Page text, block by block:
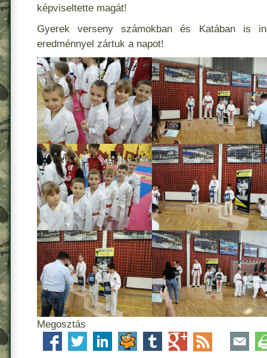
képviseltette magát!
Gyerek verseny számokban és Katában is
eredménnyel zártuk a napot!
Megosztás